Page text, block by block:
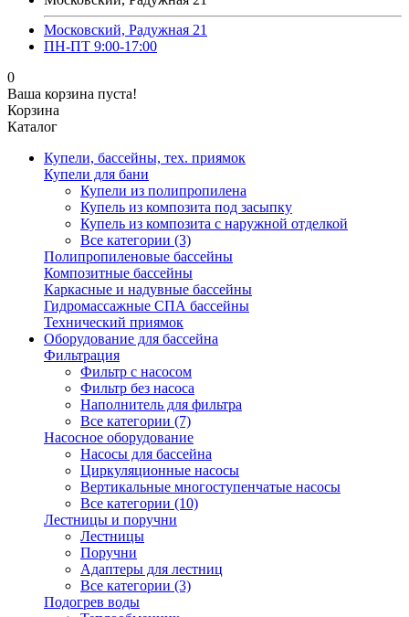
Московский, Радужная 21
ПН-ПТ 9:00-17:00
0
Ваша корзина пуста!
Корзина
Каталог
Купели, бассейны, тех. приямок
Купели для бани
Купели из полипропилена
Купель из композита под засыпку
Купель из композита с наружной отделкой
Все категории (3)
Полипропиленовые бассейны
Композитные бассейны
Каркасные и надувные бассейны
Гидромассажные СПА бассейны
Технический приямок
Оборудование для бассейна
Фильтрация
Фильтр с насосом
Фильтр без насоса
Наполнитель для фильтра
Все категории (7)
Насосное оборудование
Насосы для бассейна
Циркуляционные насосы
Вертикальные многоступенчатые насосы
Все категории (10)
Лестницы и поручни
Лестницы
Поручни
Адаптеры для лестниц
Все категории (3)
Подогрев воды